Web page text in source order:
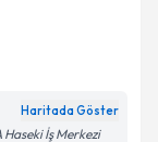
Haritada Göster
İş Merkezi